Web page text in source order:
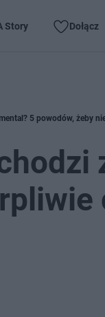
Story Dołącz
5 powodów, żeby